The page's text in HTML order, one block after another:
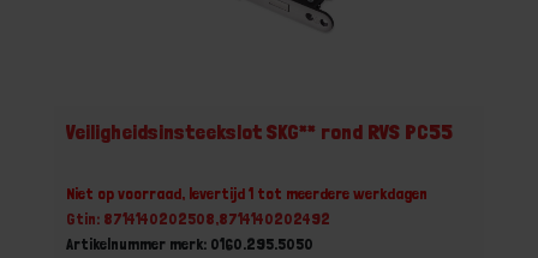
Veiligheidsinsteekslot SKG** rond RVS PC55
Niet op voorraad, levertijd 1 tot meerdere werkdagen
Gtin: 8714140202508,8714140202492
Artikelnummer merk: 0160.295.5050